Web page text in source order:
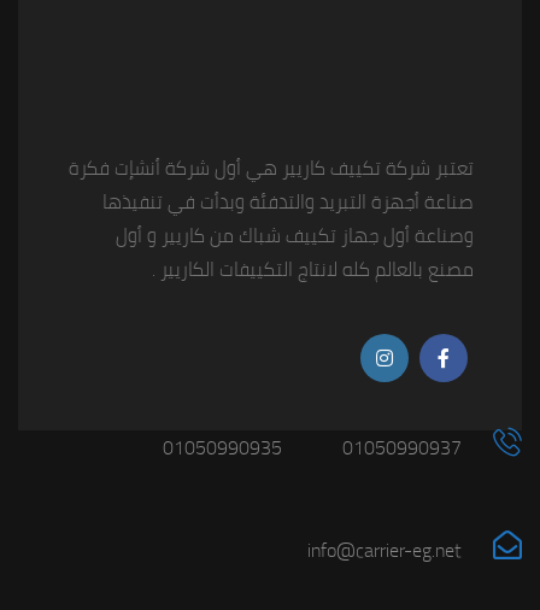
تعتبر شركة تكييف كاريير هي أول شركة أنشإت فكرة
صناعة أجهزة التبريد والتدفئة وبدأت في تنفيذها
وصناعة أول جهاز تكييف شباك من كاريير و أول
مصنع بالعالم كله لانتاج التكييفات الكاريير .
01050990937
01050990935
info@carrier-eg.net